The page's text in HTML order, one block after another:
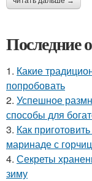
Последние
1. Какие
попробовать
2. Успешное
способы для
3. Как
маринаде с
4. Секреты
зиму